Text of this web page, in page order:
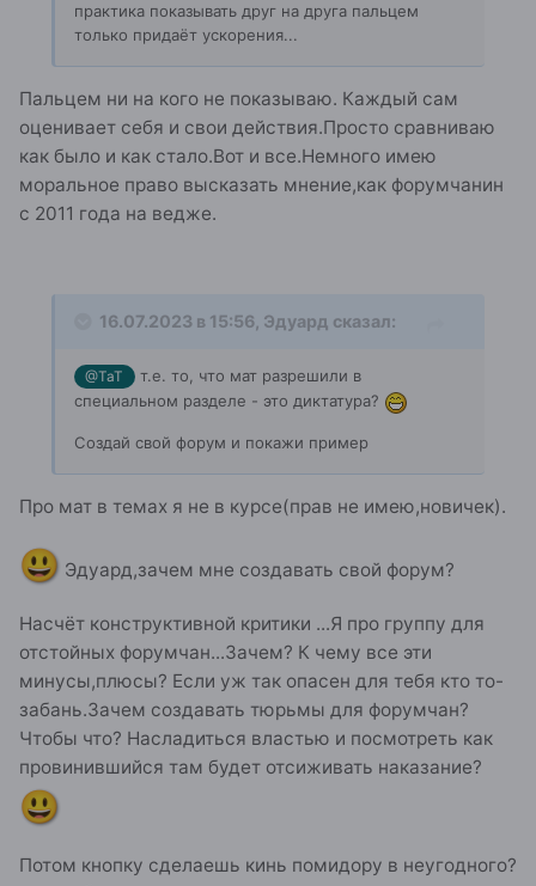
практика показывать друг на друга пальцем
только придаёт ускорения...
Пальцем ни на кого не показываю. Каждый сам
оценивает себя и свои действия.Просто сравниваю
как было и как стало.Вот и все.Немного имею
моральное право высказать мнение,как форумчанин
с 2011 года на ведже.
16.07.2023 в 15:56, Эдуард сказал:
@ТаТ
т.е. то, что мат разрешили в
специальном разделе - это диктатура?
Создай свой форум и покажи пример
Про мат в темах я не в курсе(прав не имею,новичек).
😃 Эдуард,зачем мне создавать свой форум?
Насчёт конструктивной критики ...Я про группу для
отстойных форумчан...Зачем? К чему все эти
минусы,плюсы? Если уж так опасен для тебя кто то-
забань.Зачем создавать тюрьмы для форумчан?
Чтобы что? Насладиться властью и посмотреть как
провинившийся там будет отсиживать наказание?
😃
Потом кнопку сделаешь кинь помидору в неугодного?